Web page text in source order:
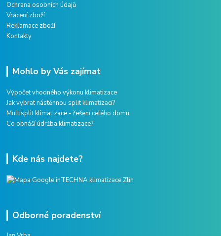
Ochrana osobních údajů
Vrácení zboží
Reklamace zboží
Kontakty
Mohlo by Vás zajímat
Výpočet vhodného výkonu klimatizace
Jak vybrat nástěnnou split klimatizaci?
Multisplit klimatizace - řešení celého domu
Co obnáší údržba klimatizace?
Kde nás najdete?
Odborné poradenství